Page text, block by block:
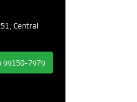
Central
99150-7979